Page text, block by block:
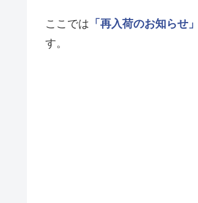
ここでは 「再入荷のお知らせ」
す。